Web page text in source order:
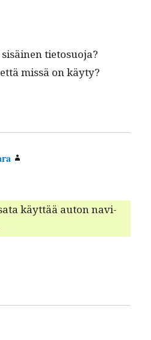
tieto­suo­ja?
mis­sä on käyty?
käyt­tää auton nav­i­